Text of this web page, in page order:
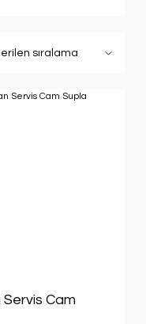
Cam